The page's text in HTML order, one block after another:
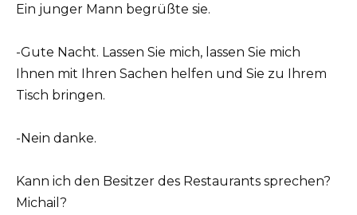
Ein junger Mann begrüßte sie.
-Gute Nacht. Lassen Sie mich, lassen Sie mich
Ihnen mit Ihren Sachen helfen und Sie zu Ihrem
Tisch bringen.
-Nein danke.
Kann ich den Besitzer des Restaurants sprechen?
Michail?